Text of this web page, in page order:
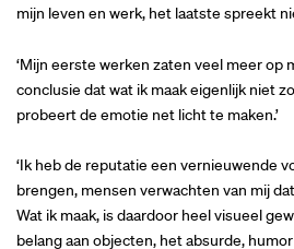
mijn leven en werk, het laatste spreekt
‘Mijn eerste werken zaten veel meer op
conclusie dat wat ik maak eigenlijk niet
probeert de emotie net licht te maken.’
‘Ik heb de reputatie een vernieuwende
brengen, mensen verwachten van mij
Wat ik maak, is daardoor heel visueel
belang aan objecten, het absurde, humor